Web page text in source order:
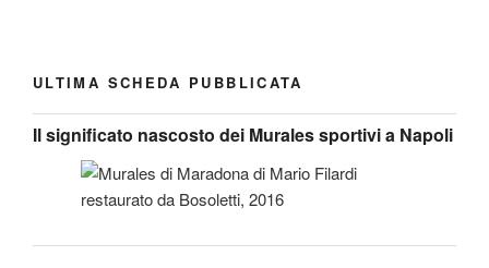
ULTIMA SCHEDA PUBBLICATA
Il significato nascosto dei Murales sportivi a Napoli